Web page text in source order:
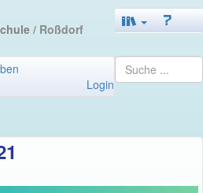
/ Roßdorf
Login